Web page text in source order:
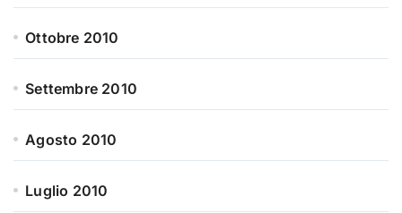
Ottobre 2010
Settembre 2010
Agosto 2010
Luglio 2010